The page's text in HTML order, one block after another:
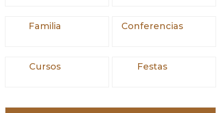
Familia Conferencias
Cursos Festas